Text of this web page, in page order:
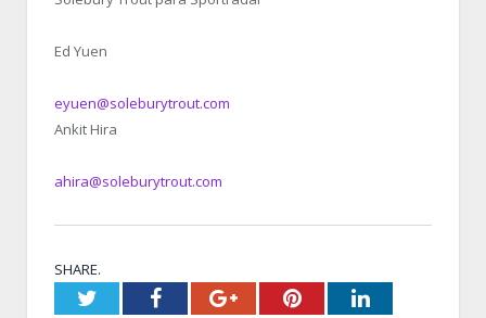
Ed Yuen
eyuen@soleburytrout.com
Ankit Hira
ahira@soleburytrout.com
SHARE.
TwitterFacebookGoogle+PinterestLinkedIn